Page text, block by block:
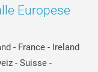
Europese
- France - Ireland
- Suisse -